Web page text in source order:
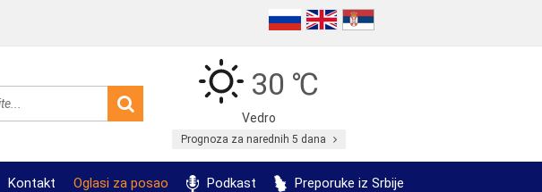
30 ℃
Vedro
Prognoza za narednih 5 dana
Kontakt Oglasi za posao Podkast Preporuke iz Srbije